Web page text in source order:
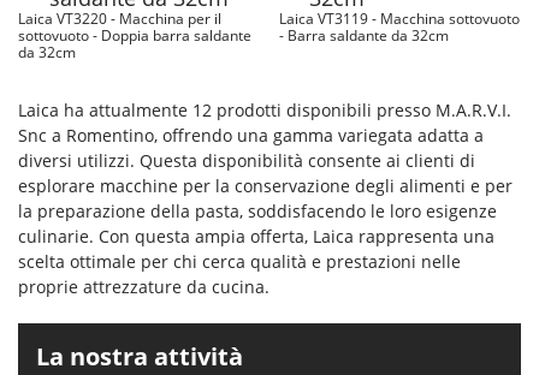
Laica VT3220 - Macchina per il
sottovuoto - Doppia barra saldante
da 32cm
Laica VT3119 - Macchina sottovuoto
- Barra saldante da 32cm
Laica ha attualmente 12 prodotti disponibili presso M.A.R.V.I.
Snc a Romentino, offrendo una gamma variegata adatta a
diversi utilizzi. Questa disponibilità consente ai clienti di
esplorare macchine per la conservazione degli alimenti e per
la preparazione della pasta, soddisfacendo le loro esigenze
culinarie. Con questa ampia offerta, Laica rappresenta una
scelta ottimale per chi cerca qualità e prestazioni nelle
proprie attrezzature da cucina.
La nostra attività